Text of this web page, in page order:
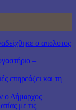
ο απόλυτος
–
επηρεάζει και τη
ο Δήμαρχος
με τις